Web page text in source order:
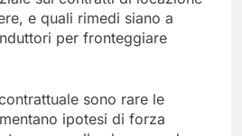
e quali rimedi siano a
per fronteggiare
sono rare le
ipotesi di forza